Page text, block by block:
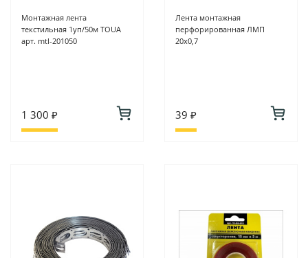
Монтажная лента
текстильная 1уп/50м TOUA
арт. mtl-201050
1 300 ₽
Лента монтажная
перфорированная ЛМП
20х0,7
39 ₽